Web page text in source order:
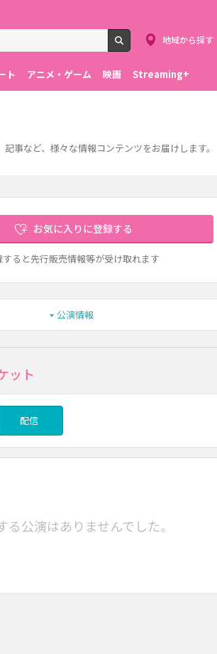
検索
地域から探す
ト アニメ・ゲーム 映画 Streaming+
事など、様々な情報コンテンツをお届けします。
お気に入りに登録する
すると先行販売情報等が受け取れます
公演情報
ット
配信
る公演はありませんでした。